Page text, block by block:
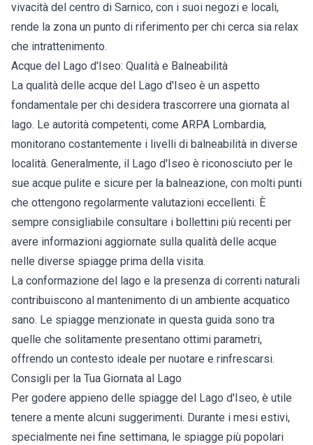
vivacità del centro di Sarnico, con i suoi negozi e locali,
rende la zona un punto di riferimento per chi cerca sia relax
che intrattenimento.
Acque del Lago d'Iseo: Qualità e Balneabilità
La qualità delle acque del Lago d'Iseo è un aspetto
fondamentale per chi desidera trascorrere una giornata al
lago. Le autorità competenti, come ARPA Lombardia,
monitorano costantemente i livelli di balneabilità in diverse
località. Generalmente, il Lago d'Iseo è riconosciuto per le
sue acque pulite e sicure per la balneazione, con molti punti
che ottengono regolarmente valutazioni eccellenti. È
sempre consigliabile consultare i bollettini più recenti per
avere informazioni aggiornate sulla qualità delle acque
nelle diverse spiagge prima della visita.
La conformazione del lago e la presenza di correnti naturali
contribuiscono al mantenimento di un ambiente acquatico
sano. Le spiagge menzionate in questa guida sono tra
quelle che solitamente presentano ottimi parametri,
offrendo un contesto ideale per nuotare e rinfrescarsi.
Consigli per la Tua Giornata al Lago
Per godere appieno delle spiagge del Lago d'Iseo, è utile
tenere a mente alcuni suggerimenti. Durante i mesi estivi,
specialmente nei fine settimana, le spiagge più popolari